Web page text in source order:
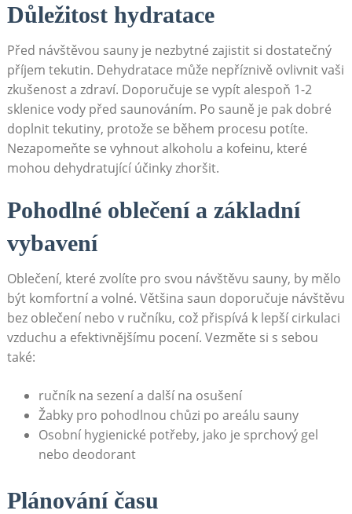
Důležitost hydratace
Před návštěvou sauny je nezbytné zajistit si dostatečný
příjem tekutin. Dehydratace může nepříznivě ovlivnit vaši
zkušenost a zdraví. Doporučuje se vypít alespoň 1-2
sklenice vody před saunováním. Po sauně je pak dobré
doplnit tekutiny, protože se během procesu potíte.
Nezapomeňte se vyhnout alkoholu a kofeinu, které
mohou dehydratující účinky zhoršit.
Pohodlné oblečení a základní
vybavení
Oblečení, které zvolíte pro svou návštěvu sauny, by mělo
být komfortní a volné. Většina saun doporučuje návštěvu
bez oblečení nebo v ručníku, což přispívá k lepší cirkulaci
vzduchu a efektivnějšímu pocení. Vezměte si s sebou
také:
ručník na sezení a další na osušení
Žabky pro pohodlnou chůzi po areálu sauny
Osobní hygienické potřeby, jako je sprchový gel
nebo deodorant
Plánování času